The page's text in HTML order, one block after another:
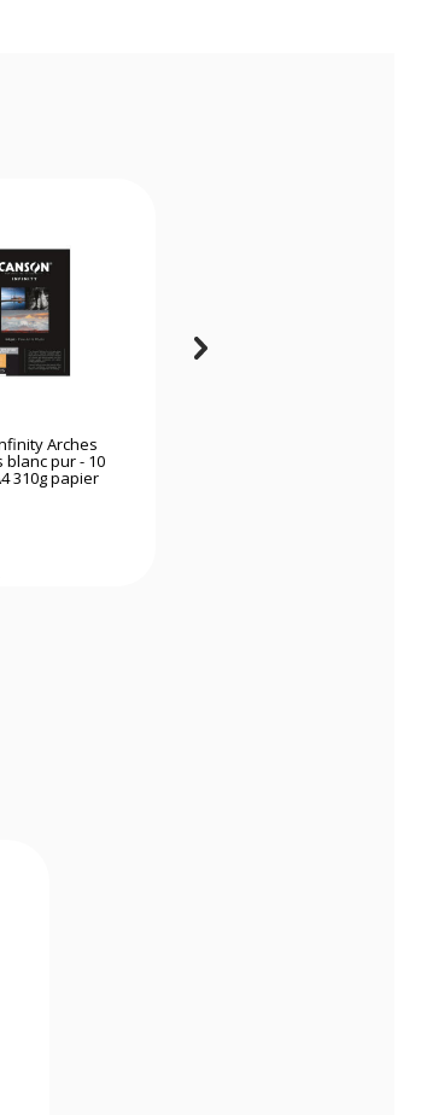
Arches
blanc pur - 10
310g papier